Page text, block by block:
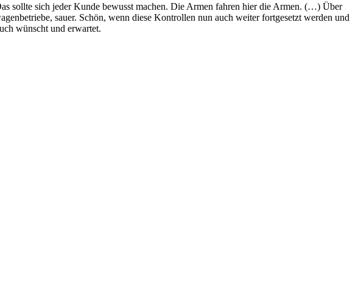
sollte sich jeder Kunde bewusst machen. Die Armen fahren hier die Armen. (…) Über
sauer. Schön, wenn diese Kontrollen nun auch weiter fortgesetzt werden und
wünscht und erwartet.